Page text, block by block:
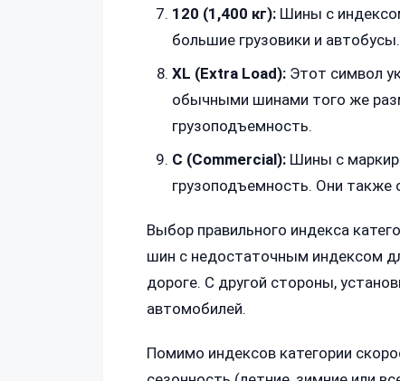
120 (1,400 кг): Шины с
большие грузовики и автобусы.
XL (Extra Load): Этот символ
обычными шинами того же
грузоподъемность.
C (Commercial): Шины с
грузоподъемность. Они
Выбор правильного индекса
шин с недостаточным индексом
дороге. С другой стороны,
автомобилей.
Помимо индексов категории